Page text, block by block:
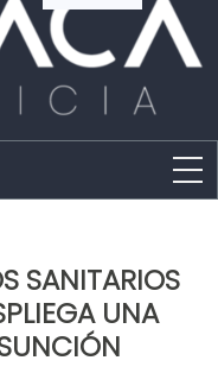
SANITARIOS
UNA